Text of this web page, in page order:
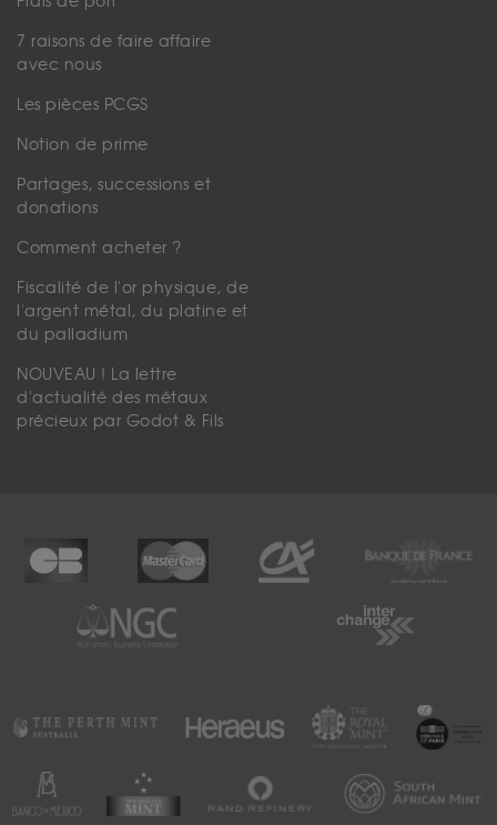
7 raisons de faire affaire
avec nous
Les pièces PCGS
Notion de prime
Partages, successions et
donations
Comment acheter ?
Fiscalité de l'or physique, de
l'argent métal, du platine et
du palladium
NOUVEAU ! La lettre
d'actualité des métaux
précieux par Godot & Fils